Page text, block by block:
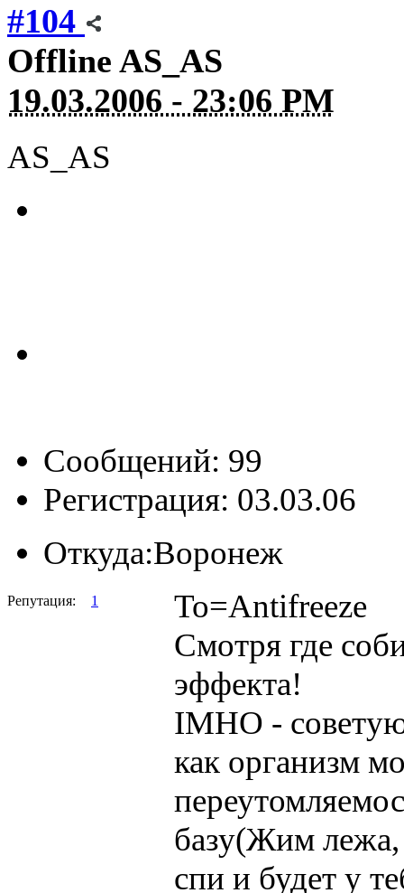
#104
Offline AS_AS
19.03.2006 - 23:06 PM
AS_AS
Сообщений: 99
Регистрация: 03.03.06
Откуда:Воронеж
Репутация: 1
To=Antifreeze
Смотря где
эффекта!
IMHO -
как организм
базу(Жим
спи и будет у